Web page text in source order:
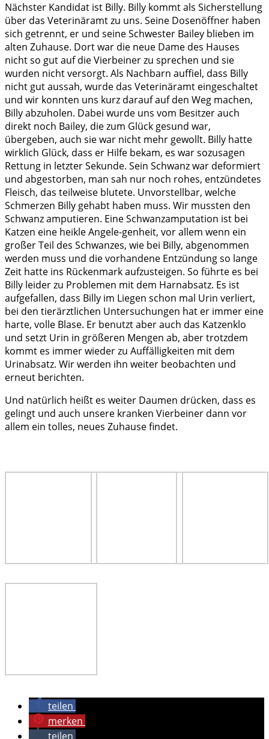
Nächster Kandidat ist Billy. Billy kommt als Sicherstellung
über das Veterinäramt zu uns. Seine Dosenöffner haben
sich getrennt, er und seine Schwester Bailey blieben im
alten Zuhause. Dort war die neue Dame des Hauses
nicht so gut auf die Vierbeiner zu sprechen und sie
wurden nicht versorgt. Als Nachbarn auffiel, dass Billy
nicht gut aussah, wurde das Veterinäramt eingeschaltet
und wir konnten uns kurz darauf auf den Weg machen,
Billy abzuholen. Dabei wurde uns vom Besitzer auch
direkt noch Bailey, die zum Glück gesund war,
übergeben, auch sie war nicht mehr gewollt. Billy hatte
wirklich Glück, dass er Hilfe bekam, es war sozusagen
Rettung in letzter Sekunde. Sein Schwanz war deformiert
und abgestorben, man sah nur noch rohes, entzündetes
Fleisch, das teilweise blutete. Unvorstellbar, welche
Schmerzen Billy gehabt haben muss. Wir mussten den
Schwanz amputieren. Eine Schwanzamputation ist bei
Katzen eine heikle Angele-genheit, vor allem wenn ein
großer Teil des Schwanzes, wie bei Billy, abgenommen
werden muss und die vorhandene Entzündung so lange
Zeit hatte ins Rückenmark aufzusteigen. So führte es bei
Billy leider zu Problemen mit dem Harnabsatz. Es ist
aufgefallen, dass Billy im Liegen schon mal Urin verliert,
bei den tierärztlichen Untersuchungen hat er immer eine
harte, volle Blase. Er benutzt aber auch das Katzenklo
und setzt Urin in größeren Mengen ab, aber trotzdem
kommt es immer wieder zu Auffälligkeiten mit dem
Urinabsatz. Wir werden ihn weiter beobachten und
erneut berichten.
Und natürlich heißt es weiter Daumen drücken, dass es
gelingt und auch unsere kranken Vierbeiner dann vor
allem ein tolles, neues Zuhause findet.
teilen
merken
teilen